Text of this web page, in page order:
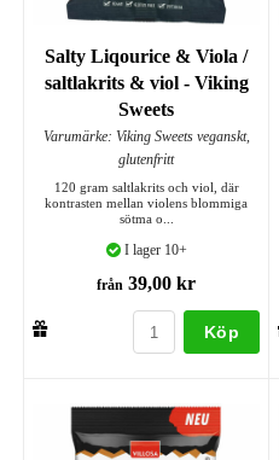
Salty Liqourice & Viola /
saltlakrits & viol - Viking
Sweets
Varumärke: Viking Sweets veganskt,
glutenfritt
120 gram saltlakrits och viol, där
kontrasten mellan violens blommiga
sötma o...
I lager 10+
från 39,00 kr
Köp